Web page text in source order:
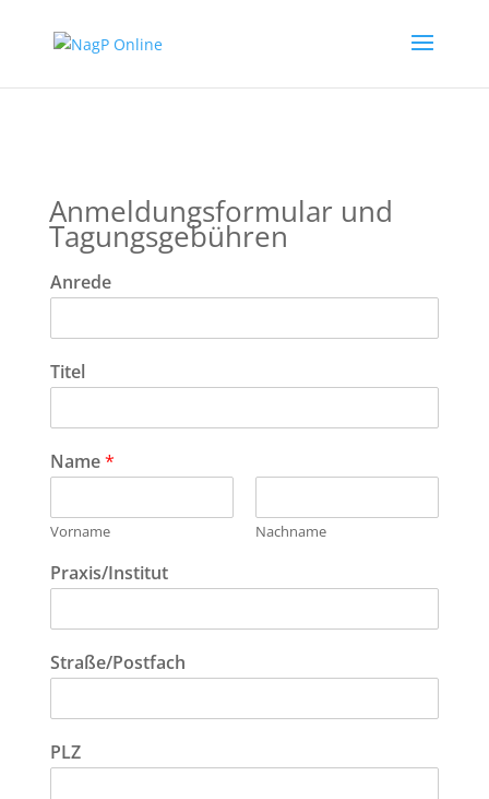
Anmeldungsformular und
Tagungsgebühren
Anrede
Titel
Name*
Vorname Nachname
Praxis/Institut
Straße/Postfach
PLZ